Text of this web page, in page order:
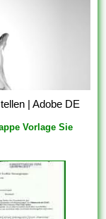
| Adobe DE
Vorlage Sie